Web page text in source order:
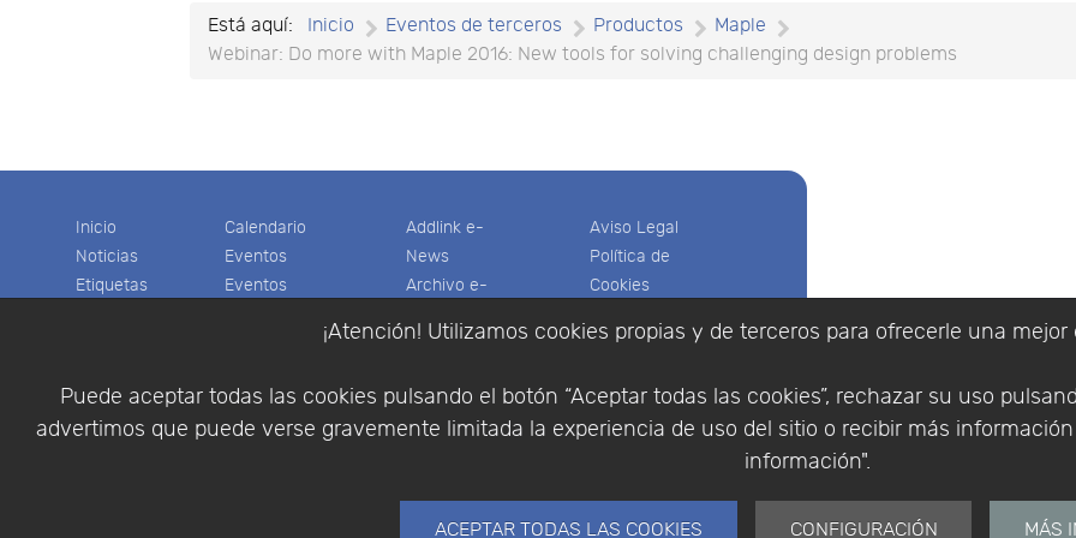
¡Atención! Utilizamos cookies propias y de terceros para ofrecerle una
Puede aceptar todas las cookies pulsando el botón “Aceptar todas las cookies”, rechazar su uso
advertimos que puede verse gravemente limitada la experiencia de uso del sitio o recibir más
información".
ACEPTAR TODAS LAS COOKIES CONFIGURACIÓN MÁS
Está aquí: Inicio Eventos de terceros Productos
Maple
Webinar: Do more with Maple 2016: New tools for solving challenging design problems
Inicio
Noticias
Etiquetas
Cesta
Calendario
Eventos
Eventos
Colaboradores
Descargas
Videos
Addlink e-
News
Archivo e-
Software
Multifisica.com
Síganos
Aviso Legal
Política de
Cookies
Privacidad
de compra
Identificarse
|Política de Cookies
© Copyright 1994 - 2026.
Distribuidor de
España y Portugal.